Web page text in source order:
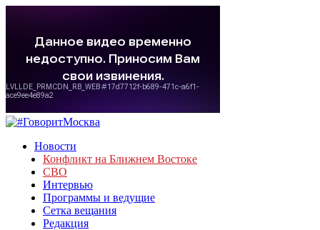
Новости
Конфликт на Ближнем Востоке
СВО
Интервью
Программы и ведущие
Сетка вещания
Редакция